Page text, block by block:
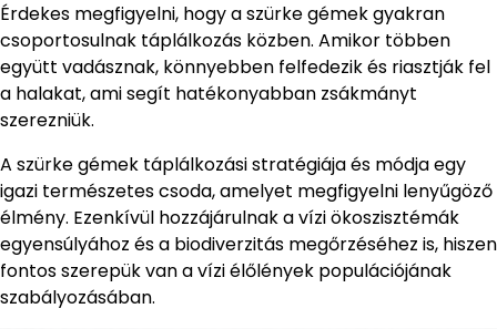
Érdekes megfigyelni, hogy a szürke gémek gyakran
csoportosulnak táplálkozás közben. Amikor többen
együtt vadásznak, könnyebben felfedezik és riasztják fel
a halakat, ami segít hatékonyabban zsákmányt
szerezniük.
A szürke gémek táplálkozási stratégiája és módja egy
igazi természetes csoda, amelyet megfigyelni lenyűgöző
élmény. Ezenkívül hozzájárulnak a vízi ökoszisztémák
egyensúlyához és a biodiverzitás megőrzéséhez is, hiszen
fontos szerepük van a vízi élőlények populációjának
szabályozásában.